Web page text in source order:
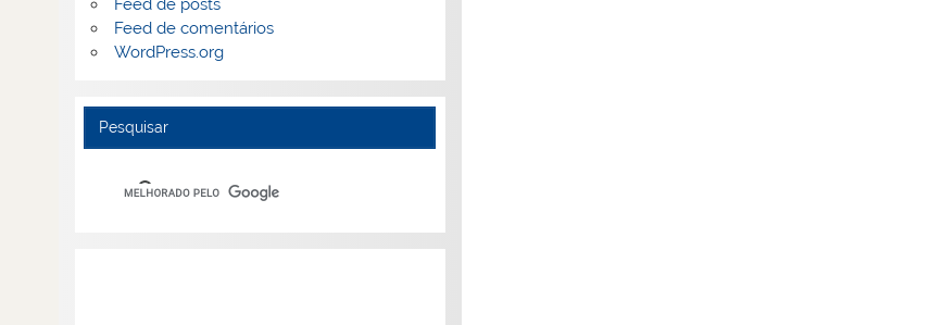
Feed de posts
Feed de comentários
WordPress.org
Pesquisar